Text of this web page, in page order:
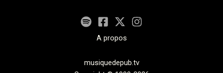
A propos
musiquedepub.tv